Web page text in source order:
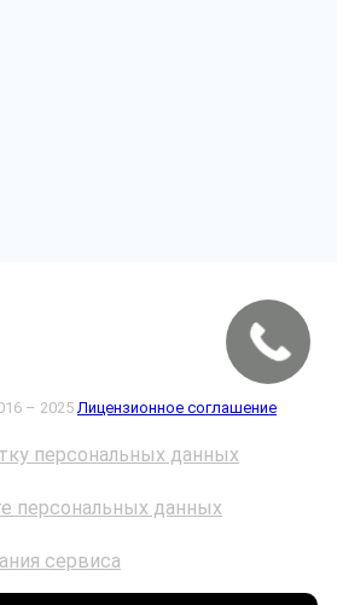
– 2025 Лицензионное соглашение
персональных данных
персональных данных
сервиса